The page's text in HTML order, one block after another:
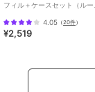
フィル＋ケースセット（ルー
4.05 （20件）
¥2,519